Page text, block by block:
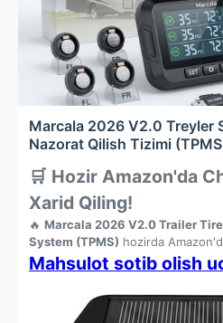
Marcala 2026 V2.0 Treyler
Nazorat Qilish Tizimi
🛒 Hozir Amazon'da
Xarid Qiling!
🔥 Marcala 2026 V2.0 Trailer
System (TPMS) hozirda
Mahsulot sotib olish